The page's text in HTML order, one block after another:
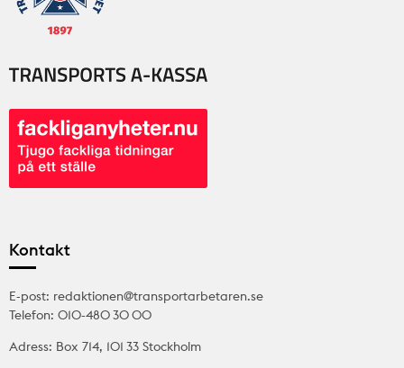
Kontakt
E-post: redaktionen@transportarbetaren.se
Telefon: 010-480 30 00
Adress: Box 714, 101 33 Stockholm